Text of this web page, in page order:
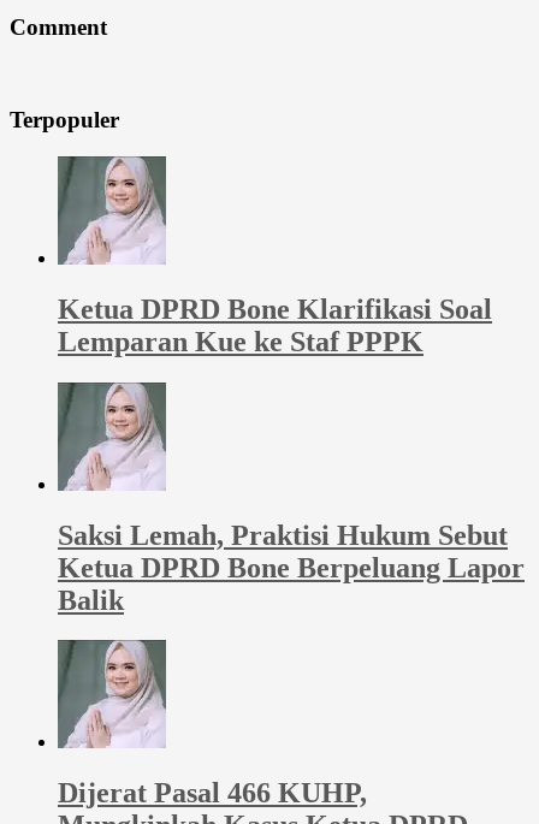
Comment
Terpopuler
Ketua DPRD Bone Klarifikasi Soal
Lemparan Kue ke Staf PPPK
Saksi Lemah, Praktisi Hukum Sebut
Ketua DPRD Bone Berpeluang Lapor
Balik
Dijerat Pasal 466 KUHP,